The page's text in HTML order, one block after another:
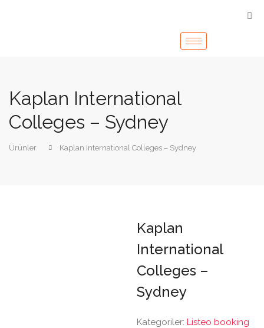
Kaplan International
Colleges – Sydney
Ürünler Kaplan International Colleges – Sydney
Kaplan
International
Colleges –
Sydney
Kategoriler:Listeo booking